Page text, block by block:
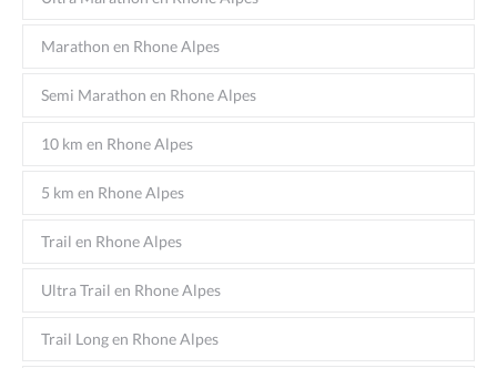
Marathon en Rhone Alpes
Semi Marathon en Rhone Alpes
10 km en Rhone Alpes
5 km en Rhone Alpes
Trail en Rhone Alpes
Ultra Trail en Rhone Alpes
Trail Long en Rhone Alpes